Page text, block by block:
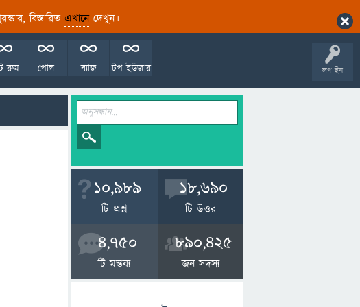
বিস্তারিত এখানেদেখুন।
লগ ইন
টপ ইউজার
ব্যাজ
পোল
রুম
10,989
টি প্রশ্ন
18,690
টি উত্তর
4,750
টি মন্তব্য
890,425
জন সদস্য